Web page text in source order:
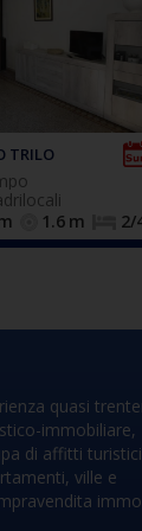
TRILO
2/
1.6 m
trilocale
con ingresso
e composto da
con
privato con
cucinotto
ampia
(con
camera
singoli
quasi
immobiliare,
di affitti
ville e